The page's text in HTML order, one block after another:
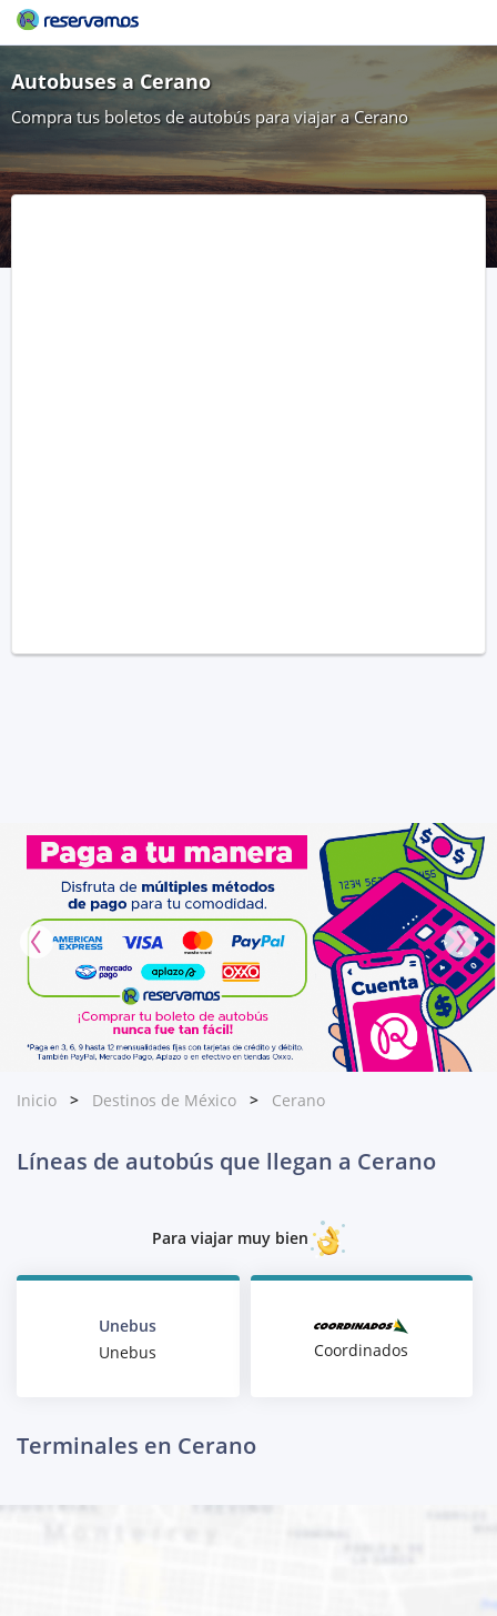
Autobuses a Cerano
Compra tus boletos de autobús para viajar a Cerano
Inicio Destinos de México Cerano
Líneas de autobús que llegan a Cerano
Para viajar muy bien
Unebus
Unebus
Coordinados
Terminales en Cerano